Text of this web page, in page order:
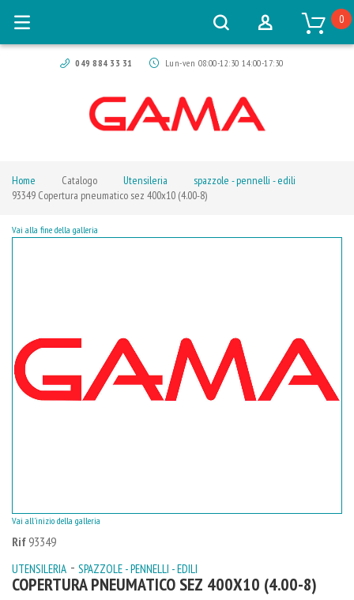
049 884 33 31 Lun-ven 08:00-12:30 14:00-17:30
0
Home Catalogo Utensileria
spazzole - pennelli - edili
93349 Copertura pneumatico sez 400x10 (4.00-8)
Rif 93349
UTENSILERIA - SPAZZOLE - PENNELLI - EDILI
COPERTURA PNEUMATICO SEZ 400X10 (4.00-8)
Vai alla fine della galleria
Vai all'inizio della galleria